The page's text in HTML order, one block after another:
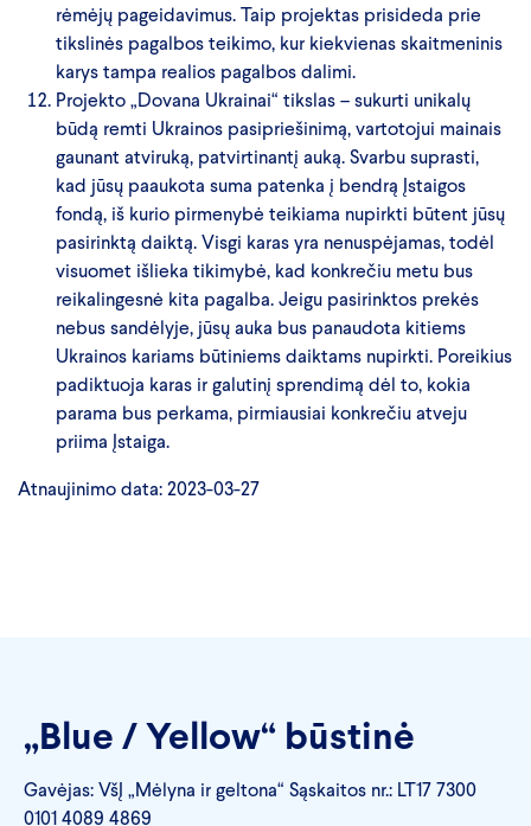
rėmėjų pageidavimus. Taip projektas prisideda prie
tikslinės pagalbos teikimo, kur kiekvienas skaitmeninis
karys tampa realios pagalbos dalimi.
Projekto „Dovana Ukrainai“ tikslas – sukurti unikalų
būdą remti Ukrainos pasipriešinimą, vartotojui mainais
gaunant atviruką, patvirtinantį auką. Svarbu suprasti,
kad jūsų paaukota suma patenka į bendrą Įstaigos
fondą, iš kurio pirmenybė teikiama nupirkti būtent jūsų
pasirinktą daiktą. Visgi karas yra nenuspėjamas, todėl
visuomet išlieka tikimybė, kad konkrečiu metu bus
reikalingesnė kita pagalba. Jeigu pasirinktos prekės
nebus sandėlyje, jūsų auka bus panaudota kitiems
Ukrainos kariams būtiniems daiktams nupirkti. Poreikius
padiktuoja karas ir galutinį sprendimą dėl to, kokia
parama bus perkama, pirmiausiai konkrečiu atveju
priima Įstaiga.
Atnaujinimo data: 2023-03-27
„Blue / Yellow“ būstinė
Gavėjas: VšĮ „Mėlyna ir geltona“ Sąskaitos nr.: LT17 7300
0101 4089 4869